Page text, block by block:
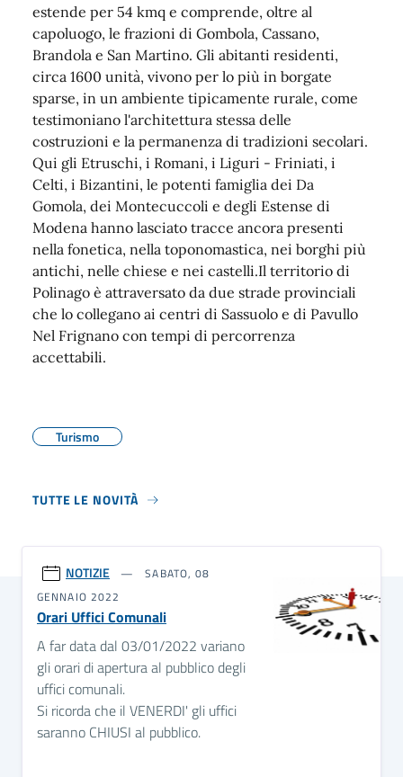
estende per 54 kmq e comprende, oltre al
capoluogo, le frazioni di Gombola, Cassano,
Brandola e San Martino. Gli abitanti residenti,
circa 1600 unità, vivono per lo più in borgate
sparse, in un ambiente tipicamente rurale, come
testimoniano l'architettura stessa delle
costruzioni e la permanenza di tradizioni secolari.
Qui gli Etruschi, i Romani, i Liguri - Friniati, i
Celti, i Bizantini, le potenti famiglia dei Da
Gomola, dei Montecuccoli e degli Estense di
Modena hanno lasciato tracce ancora presenti
nella fonetica, nella toponomastica, nei borghi più
antichi, nelle chiese e nei castelli.Il territorio di
Polinago è attraversato da due strade provinciali
che lo collegano ai centri di Sassuolo e di Pavullo
Nel Frignano con tempi di percorrenza
accettabili.
Turismo
TUTTE LE NOVITÀ
NOTIZIE
SABATO, 08
GENNAIO 2022
Orari Uffici Comunali
A far data dal 03/01/2022 variano
gli orari di apertura al pubblico degli
uffici comunali.
Si ricorda che il VENERDI' gli uffici
saranno CHIUSI al pubblico.